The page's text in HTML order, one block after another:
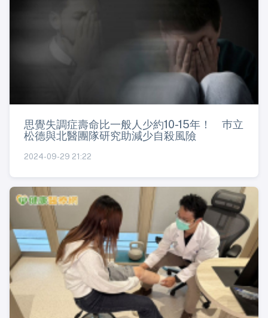
思覺失調症壽命比一般人少約10-15年！ 巿立
松德與北醫團隊研究助減少自殺風險
2024-09-29 21:22